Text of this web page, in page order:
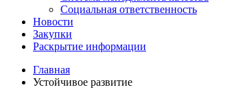
Социальная ответственность
Новости
Закупки
Раскрытие информации
Главная
Устойчивое развитие